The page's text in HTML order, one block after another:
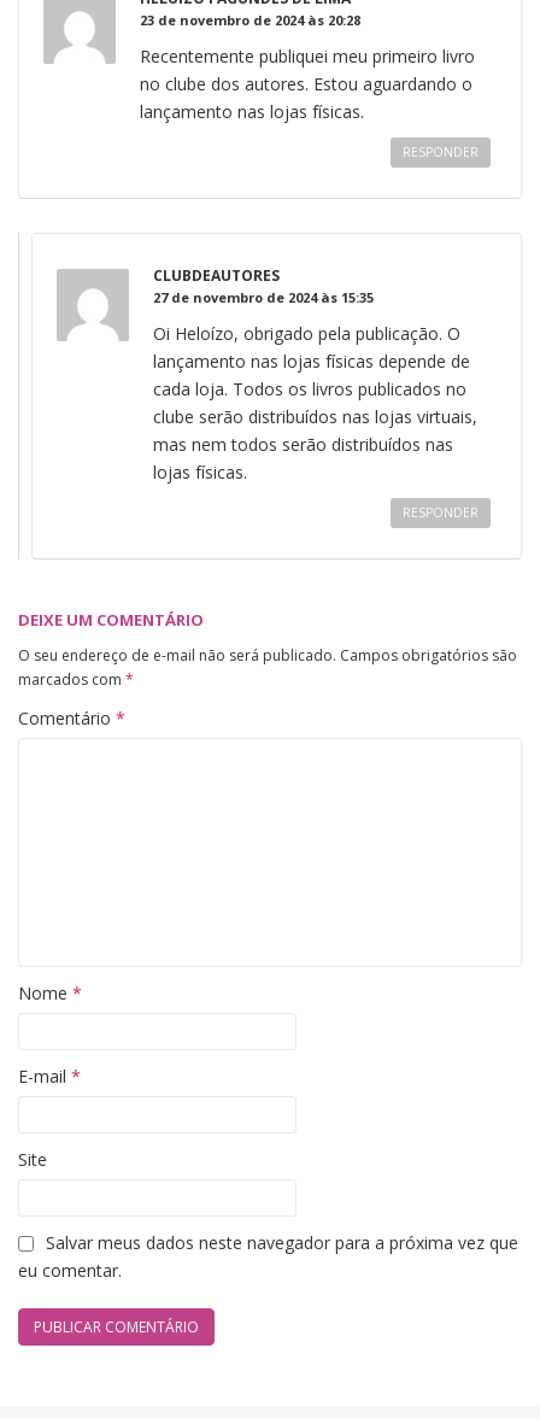
23 de novembro de 2024 às 20:28
Recentemente publiquei meu primeiro livro
no clube dos autores. Estou aguardando o
lançamento nas lojas físicas.
RESPONDER
CLUBDEAUTORES
27 de novembro de 2024 às 15:35
Oi Heloízo, obrigado pela publicação. O
lançamento nas lojas físicas depende de
cada loja. Todos os livros publicados no
clube serão distribuídos nas lojas virtuais,
mas nem todos serão distribuídos nas
lojas físicas.
RESPONDER
DEIXE UM COMENTÁRIO
O seu endereço de e-mail não será publicado. Campos obrigatórios são
marcados com *
Comentário *
Nome *
E-mail *
Site
Salvar meus dados neste navegador para a próxima vez que
eu comentar.